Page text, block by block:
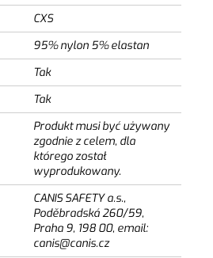
CXS
95% nylon 5% elastan
Tak
Tak
Produkt musi być używany
zgodnie z celem, dla
którego został
wyprodukowany.
CANIS SAFETY a.s.,
Poděbradská 260/59,
Praha 9, 198 00, email:
canis@canis.cz